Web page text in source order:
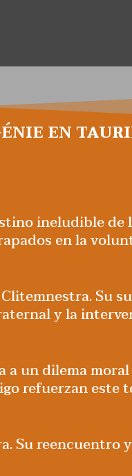
EN
ineludible de
en la
Su
y la
un dilema
refuerzan este
Su